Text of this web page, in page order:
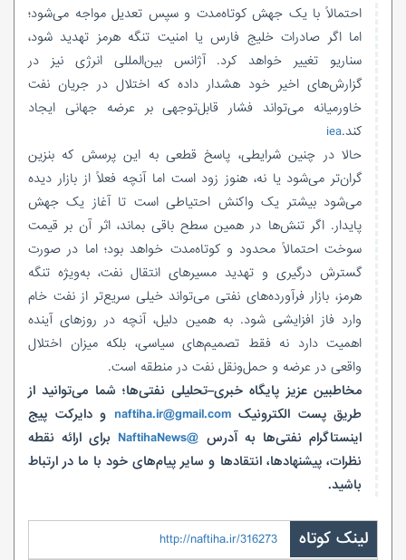
احتمالاً با یک جهش کوتاه‌مدت و سپس تعدیل مواجه می‌شود؛
اما اگر صادرات خلیج فارس یا امنیت تنگه هرمز تهدید شود،
سناریو تغییر خواهد کرد. آژانس بین‌المللی انرژی نیز در
گزارش‌های اخیر خود هشدار داده که اختلال در جریان نفت
خاورمیانه می‌تواند فشار قابل‌توجهی بر عرضه جهانی ایجاد
کند.iea
حالا در چنین شرایطی، پاسخ قطعی به این پرسش که بنزین
گران‌تر می‌شود یا نه، هنوز زود است اما آنچه فعلاً از بازار دیده
می‌شود بیشتر یک واکنش احتیاطی است تا آغاز یک جهش
پایدار. اگر تنش‌ها در همین سطح باقی بماند، اثر آن بر قیمت
سوخت احتمالاً محدود و کوتاه‌مدت خواهد بود؛ اما در صورت
گسترش درگیری و تهدید مسیرهای انتقال نفت، به‌ویژه تنگه
هرمز، بازار فرآورده‌های نفتی می‌تواند خیلی سریع‌تر از نفت خام
وارد فاز افزایشی شود. به همین دلیل، آنچه در روزهای آینده
اهمیت دارد نه فقط تصمیم‌های سیاسی، بلکه میزان اختلال
واقعی در عرضه و حمل‌ونقل نفت در منطقه است.
مخاطبین عزیز پایگاه خبری–تحلیلی نفتی‌ها؛ شما می‌توانید از
طریق پست الکترونیکnaftiha.ir@gmail.com و دایرکت پیج
اینستاگرام نفتی‌ها به آدرس @NaftihaNews
برای ارائه نقطه
نظرات، پیشنهادها، انتقادها و سایر پیام‌های خود با ما در ارتباط
باشید.
لینک کوتاه http://naftiha.ir/316273